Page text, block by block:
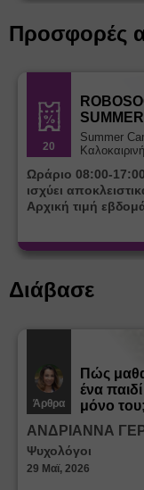
Προσφορές
20
Summer
Ωράριο 08:00-17:00 * Η προσφορά
ισχύει
Αρχική τιμή
Διάβασε
Άρθρα
Πώς
ένα
μόνο του;
ΑΝΔΡΙΑΝΝΑ
Ψυχολόγοι
29 Μαϊ, 2026